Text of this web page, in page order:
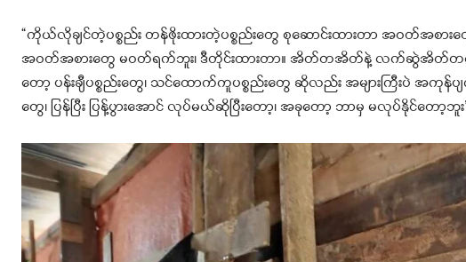
“ကိုယ်လိုချင်တဲ့ပစ္စည်း တန်ဖိုးထားတဲ့ပစ္စည်းတွေ စုဆောင်းထားတာ အဝတ်
အဝတ်အစားတွေ မဝတ်ရက်ဘူး၊ ဒီတိုင်းထားတာ။ အိတ်တအိတ်နဲ့ လက်ဆွဲအိတ်တလုံး
တော့ ပန်းချီပစ္စည်းတွေ၊ သင်ထောက်ကူပစ္စည်းတွေ ဆိုလည်း အများကြီးပဲ အကုန်
တွေ၊ ပြန်ပြီး ပြန့်ပွားအောင် လုပ်မယ်ဆိုပြီးတော့၊ အခုတော့ ဘာမှ မလုပ်နိုင်တော့ဘူး